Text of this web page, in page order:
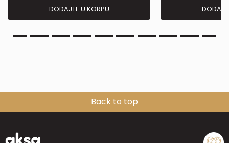
DODAJTE U KORPU
Back to top